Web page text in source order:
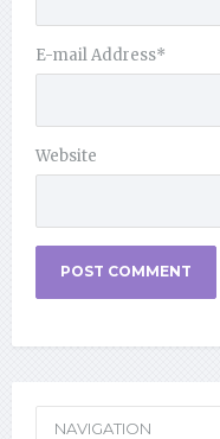
E-mail Address*
Website
NAVIGATION